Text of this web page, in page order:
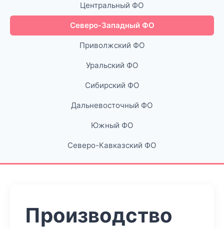
Центральный ФО
Северо-Западный ФО
Приволжский ФО
Уральский ФО
Сибирский ФО
Дальневосточный ФО
Южный ФО
Северо-Кавказский ФО
Производство